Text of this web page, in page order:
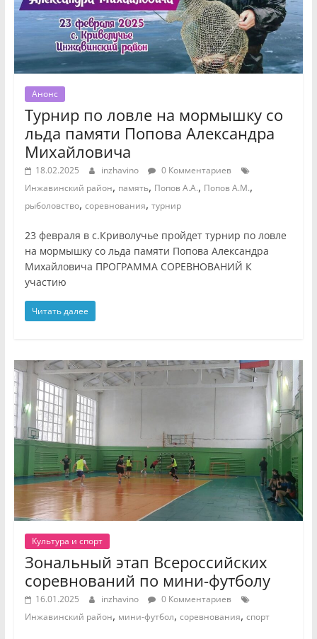
Анонс
Турнир по ловле на мормышку со
льда памяти Попова Александра
Михайловича
18.02.2025 inzhavino
0 Комментариев
Инжавинский район, память, Попов А.А., Попов А.М.,
рыболовство, соревнования, турнир
23 февраля в с.Криволучье пройдет турнир по ловле
на мормышку со льда памяти Попова Александра
Михайловича ПРОГРАММА СОРЕВНОВАНИЙ К
участию
Читать далее
Культура и спорт
Зональный этап Всероссийских
соревнований по мини-футболу
16.01.2025 inzhavino
0 Комментариев
Инжавинский район, мини-футбол, соревнования, спорт